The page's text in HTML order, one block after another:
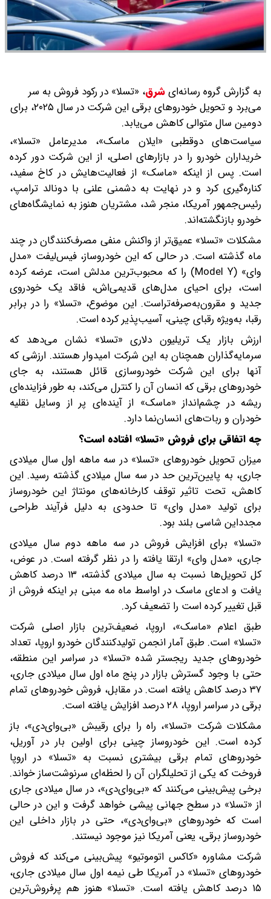
به گزارش گروه رسانه‌ایشرق، «تسلا» در رکود فروش به سر
می‌برد و تحویل خودروهای برقی این شرکت در سال ۲۰۲۵، برای
دومین سال متوالی کاهش می‌یابد.
سیاست‌های دوقطبی «ایلان ماسک»، مدیرعامل «تسلا»،
خریداران خودرو را در بازارهای اصلی، از این شرکت دور کرده
است. پس از اینکه «ماسک» از فعالیت‌هایش در کاخ سفید،
کناره‌گیری کرد و در نهایت به دشمنی علنی با دونالد ترامپ،
رئیس‌جمهور آمریکا، منجر شد، مشتریان هنوز به نمایشگاه‌های
خودرو بازنگشته‌اند.
مشکلات «تسلا» عمیق‌تر از واکنش منفی مصرف‌کنندگان در چند
ماه گذشته است. در حالی که این خودروساز، فیس‌لیفت «مدل
وای» (Model Y) را که محبوب‌ترین مدلش است، عرضه کرده
است، برای احیای مدل‌های قدیمی‌اش، فاقد یک خودروی
جدید و مقرون‌به‌صرفه‌تراست. این موضوع، «تسلا» را در برابر
رقبا، به‌ویژه رقبای چینی، آسیب‌پذیر کرده است.
ارزش بازار یک تریلیون دلاری «تسلا» نشان می‌دهد که
سرمایه‌گذاران همچنان به این شرکت امیدوار هستند. ارزشی که
آنها برای این شرکت خودروسازی قائل هستند، به جای
خودروهای برقی که انسان آن را کنترل می‌کند، به طور فزاینده‌ای
ریشه در چشم‌انداز «ماسک» از آینده‌ای پر از وسایل نقلیه
خودران و ربات‌های انسان‌نما دارد.
چه اتفاقی برای فروش «تسلا» افتاده است؟
میزان تحویل‌ خودروهای «تسلا» در سه‌ ماهه اول سال میلادی
جاری، به پایین‌ترین حد در سه سال میلادی گذشته رسید. این
کاهش، تحت تاثیر توقف کارخانه‌های مونتاژ این خودروساز
برای تولید «مدل وای» تا حدودی به دلیل فرآیند طراحی
مجدداین شاسی بلند بود.
«تسلا» برای افزایش فروش در سه‌ ماهه دوم سال میلادی
جاری، «مدل وای» ارتقا یافته را در نظر گرفته است. در عوض،
کل تحویل‌ها نسبت به سال میلادی گذشته، ۱۳ درصد کاهش
یافت و ادعای ماسک در اواسط ماه مه مبنی بر اینکه فروش از
قبل تغییر کرده است را تضعیف کرد.
طبق اعلام «ماسک»، اروپا، ضعیف‌ترین بازار اصلی شرکت
«تسلا» است. طبق آمار انجمن تولیدکنندگان خودرو اروپا، تعداد
خودروهای جدید ریجستر شده «تسلا» در سراسر این منطقه،
حتی با وجود گسترش بازار در پنج ماه اول سال میلادی جاری،
۳۷ درصد کاهش یافته است. در مقابل، فروش خودروهای تمام
برقی در سراسر اروپا، ۲۸ درصد افزایش یافته است.
مشکلات شرکت «تسلا»، راه را برای رقیبش «بی‌وای‌دی»، باز
کرده است. این خودروساز چینی برای اولین‌ بار در آوریل،
خودروهای تمام برقی بیشتری نسبت به «تسلا» در اروپا
فروخت که یکی از تحلیلگران آن را لحظه‌ای سرنوشت‌ساز خواند.
برخی پیش‌بینی می‌کنند که «بی‌وای‌دی»، در سال میلادی جاری
از «تسلا» در سطح جهانی پیشی خواهد گرفت و این در حالی
است که خودروهای «بی‌وای‌دی»، حتی در بازار داخلی این
خودروساز برقی، یعنی آمریکا نیز موجود نیستند.
شرکت مشاوره «کاکس اتوموتیو» پیش‌بینی می‌کند که فروش
خودروهای «تسلا» در آمریکا طی نیمه اول سال میلادی جاری،
۱۵ درصد کاهش یافته است. «تسلا» هنوز هم پرفروش‌ترین